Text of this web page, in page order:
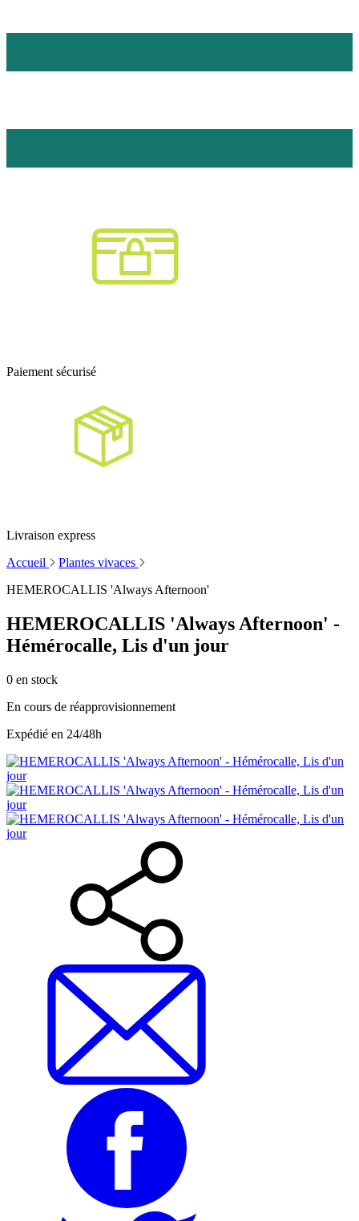
Paiement sécurisé
Livraison express
Accueil
Plantes vivaces
HEMEROCALLIS 'Always Afternoon'
HEMEROCALLIS 'Always Afternoon' -
Hémérocalle, Lis d'un jour
0 en stock
En cours de réapprovisionnement
Expédié en 24/48h